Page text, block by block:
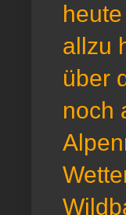
allzu
über
noch